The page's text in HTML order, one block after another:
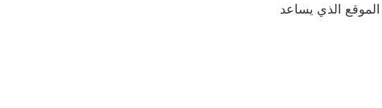
الذي يساعد